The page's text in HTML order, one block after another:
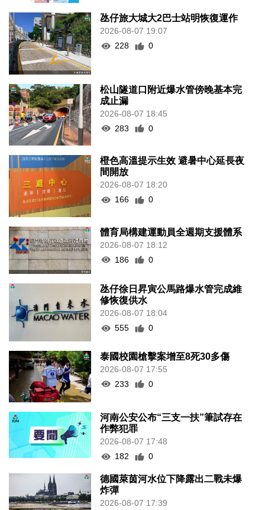
氹仔旅大城大2巴士站明恢復運作
2026-08-07 19:07
228
0
松山隧道口附近爆水管傍晚基本完
成止漏
2026-08-07 18:45
283
0
橙色高溫提示生效 避暑中心延長夜
間開放
2026-08-07 18:20
166
0
體育局構建運動員全週期支援體系
2026-08-07 18:12
186
0
氹仔徐日昇寅公馬路爆水管完成維
修恢復供水
2026-08-07 18:04
555
0
泰國校園槍擊案增至8死30多傷
2026-08-07 17:55
233
0
河南公安公布“三支一扶”筆試存在
作弊犯罪
2026-08-07 17:48
182
0
德國萊茵河水位下降露出二戰未爆
炸彈
2026-08-07 17:39